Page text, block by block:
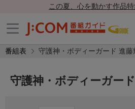
この夏、心を動かす作品
番組表 守護神・ボディーガード 進藤
守護神・ボディーガー